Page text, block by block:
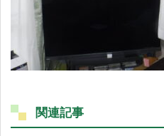
関連記事